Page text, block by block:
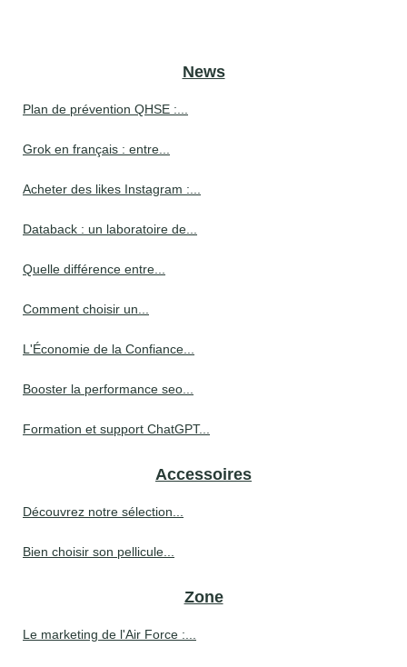
News
Plan de prévention QHSE :...
Grok en français : entre...
Acheter des likes Instagram :...
Databack : un laboratoire de...
Quelle différence entre...
Comment choisir un...
L'Économie de la Confiance...
Booster la performance seo...
Formation et support ChatGPT...
Accessoires
Découvrez notre sélection...
Bien choisir son pellicule...
Zone
Le marketing de l'Air Force :...